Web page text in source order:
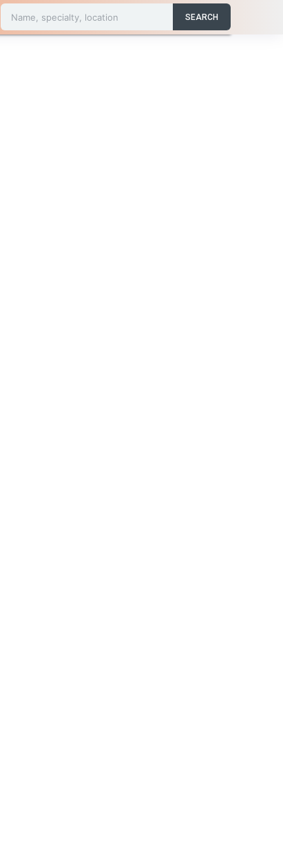
Name, specialty, location SEARCH